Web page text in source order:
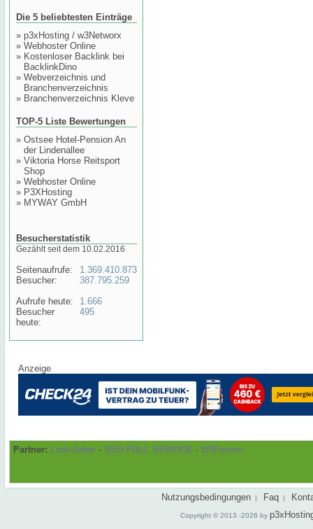
Die 5 beliebtesten Einträge
» p3xHosting / w3Networx
» Webhoster Online
» Kostenloser Backlink bei
BacklinkDino
» Webverzeichnis und
Branchenverzeichnis
» Branchenverzeichnis Kleve
TOP-5 Liste Bewertungen
» Ostsee Hotel-Pension An
der Lindenallee
» Viktoria Horse Reitsport
Shop
» Webhoster Online
» P3XHosting
» MYWAY GmbH
Besucherstatistik
Gezählt seit dem 10.02.2016
Seitenaufrufe:
Besucher:
Aufrufe heute:
Besucher
heute:
1.369.410.873
387.795.259
1.666
495
Anzeige
Partner: Link-Joker - SEO FULL SERVICE - W3Forum
Nutzungsbedingungen | Faq |
Copyright © 2013 -2026 by